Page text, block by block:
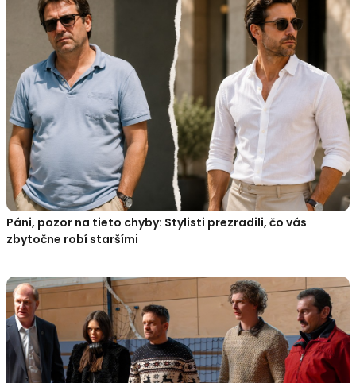
Páni, pozor na tieto chyby: Stylisti prezradili, čo vás
zbytočne robí staršími